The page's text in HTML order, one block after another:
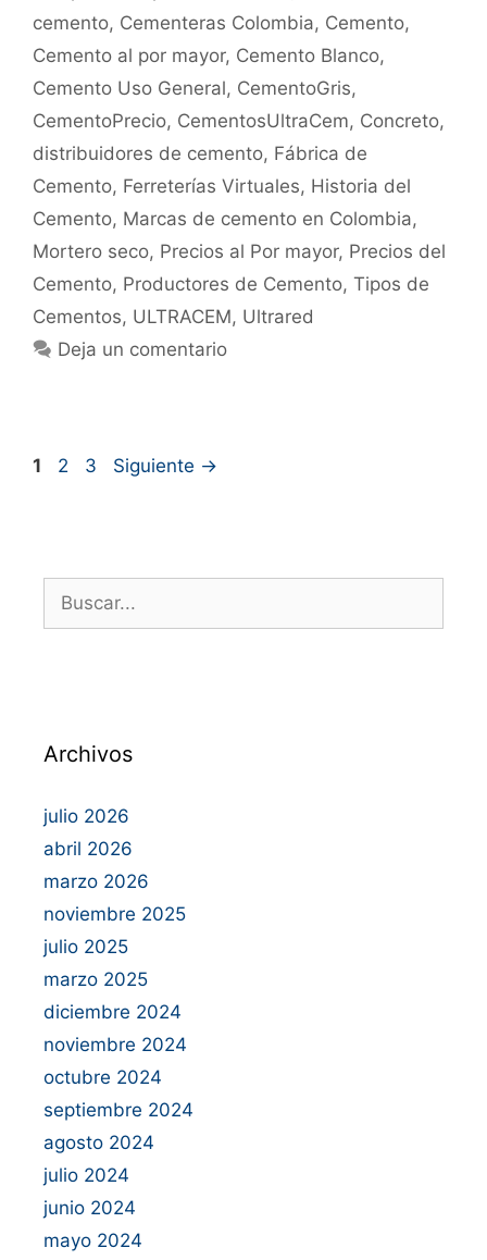
cemento, Cementeras Colombia, Cemento,
Cemento al por mayor, Cemento Blanco,
Cemento Uso General, CementoGris,
CementoPrecio, CementosUltraCem, Concreto,
distribuidores de cemento, Fábrica de
Cemento, Ferreterías Virtuales, Historia del
Cemento, Marcas de cemento en Colombia,
Mortero seco, Precios al Por mayor, Precios del
Cemento, Productores de Cemento, Tipos de
Cementos, ULTRACEM, Ultrared
Deja un comentario
1 2 3 Siguiente →
Archivos
julio 2026
abril 2026
marzo 2026
noviembre 2025
julio 2025
marzo 2025
diciembre 2024
noviembre 2024
octubre 2024
septiembre 2024
agosto 2024
julio 2024
junio 2024
mayo 2024